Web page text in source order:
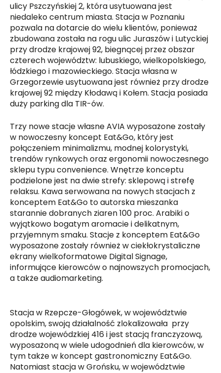
ulicy Pszczyńskiej 2, która usytuowana jest
niedaleko centrum miasta. Stacja w Poznaniu
pozwala na dotarcie do wielu klientów, ponieważ
zbudowana została na rogu ulic Juraszów i Lutyckiej
przy drodze krajowej 92, biegnącej przez obszar
czterech województw: lubuskiego, wielkopolskiego,
łódzkiego i mazowieckiego. Stacja własna w
Grzegorzewie usytuowana jest również przy drodze
krajowej 92 między Kłodawą i Kołem. Stacja posiada
duży parking dla TIR-ów.
Trzy nowe stacje własne AVIA wyposażone zostały
w nowoczesny koncept Eat&Go, który jest
połączeniem minimalizmu, modnej kolorystyki,
trendów rynkowych oraz ergonomii nowoczesnego
sklepu typu convenience. Wnętrze konceptu
podzielone jest na dwie strefy: sklepową i strefę
relaksu. Kawa serwowana na nowych stacjach z
konceptem Eat&Go to autorska mieszanka
starannie dobranych ziaren 100 proc. Arabiki o
wyjątkowo bogatym aromacie i delikatnym,
przyjemnym smaku. Stacje z konceptem Eat&Go
wyposażone zostały również w ciekłokrystaliczne
ekrany wielkoformatowe Digital Signage,
informujące kierowców o najnowszych promocjach,
a także audiomarketing.
Stacja w Rzepcze-Głogówek, w województwie
opolskim, swoją działalność zlokalizowała przy
drodze wojewódzkiej 416 i jest stacją franczyzową,
wyposażoną w wiele udogodnień dla kierowców, w
tym także w koncept gastronomiczny Eat&Go.
Natomiast stacja w Grońsku, w województwie